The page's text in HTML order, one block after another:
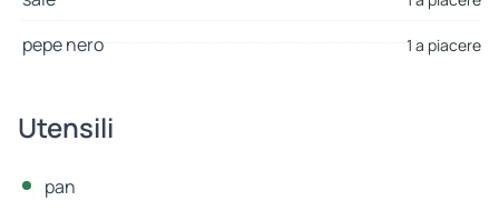
pepe nero 1 a piacere
Utensili
pan